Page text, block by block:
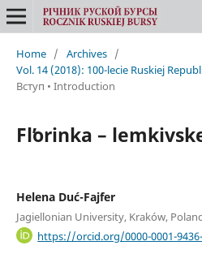
Home / Archives /
Vol. 14 (2018): 100-lecie Ruskiej
Вступ • Introduction
Flʹorinka –
Helena Duć-Fajfer
Jagiellonian University, Kraków,
https://orcid.org/0000-0001-